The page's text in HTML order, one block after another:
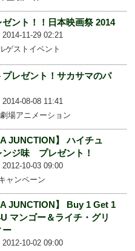
ント！！日本映画祭 2014
11-29 02:21
ゲストイベント
プレゼント！サカサマのパ
08-08 11:41
場アニメーション
JUNCTION】 ハイチュ
ンジ味 プレゼント！
10-03 09:00
ャンペーン
JUNCTION】 Buy 1 Get 1
マンゴー＆ライチ・グリ
ー
10-02 09:00